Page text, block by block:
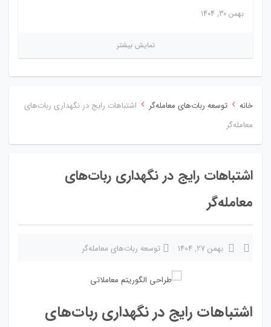
بهمن 30, 1404
نمایش بیشتر
خانه › توسعه ربات‌های معامله‌گر › اشتباهات رایج در نگهداری ربات‌های
معامله‌گر
اشتباهات رایج در نگهداری ربات‌های
معامله‌گر
بهمن 27, 1404 توسعه ربات‌های معامله‌گر
اشتباهات رایج در نگهداری ربات‌های